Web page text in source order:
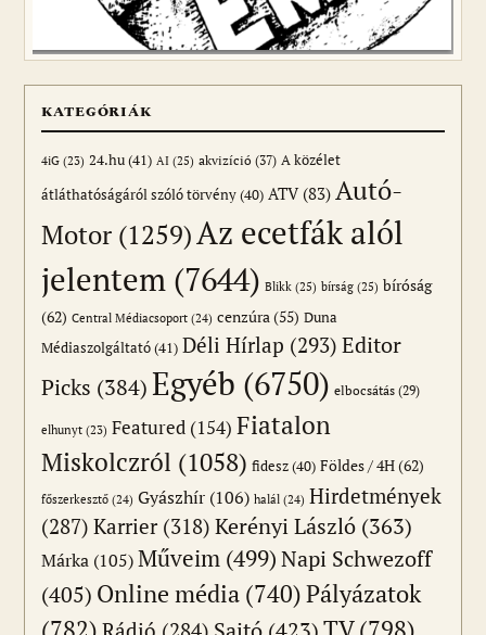
KATEGÓRIÁK
4iG (23) 24.hu(41) AI (25) akvizíció (37) A közélet
átláthatóságáról szóló törvény(40) ATV(83) Autó-
Motor (1259)Az ecetfák alól
jelentem (7644) Blikk (25) bírság (25) bíróság
(62) Central Médiacsoport (24) cenzúra(55) Duna
Médiaszolgáltató(41) Déli Hírlap (293) Editor
Picks (384)Egyéb (6750) elbocsátás (29)
elhunyt (23) Featured (154) Fiatalon
Miskolczról (1058) fidesz(40) Földes / 4H(62)
főszerkesztő (24) Gyászhír (106) halál (24) Hirdetmények
(287) Karrier(318) Kerényi László (363)
Márka (105) Műveim (499)Napi Schwezoff
(405) Online média (740)Pályázatok
(782)
TV(798)